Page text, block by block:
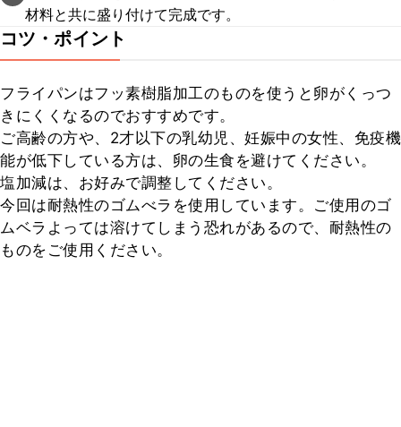
材料と共に盛り付けて完成です。
コツ・ポイント
フライパンはフッ素樹脂加工のものを使うと卵がくっつ
きにくくなるのでおすすめです。
ご高齢の方や、2才以下の乳幼児、妊娠中の女性、免疫機
能が低下している方は、卵の生食を避けてください。
塩加減は、お好みで調整してください。
今回は耐熱性のゴムべラを使用しています。ご使用のゴ
ムベラよっては溶けてしまう恐れがあるので、耐熱性の
ものをご使用ください。